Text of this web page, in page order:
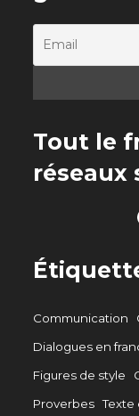
Tout le
réseaux
Communication
Dialogues en
Figures de style
Proverbes Texte